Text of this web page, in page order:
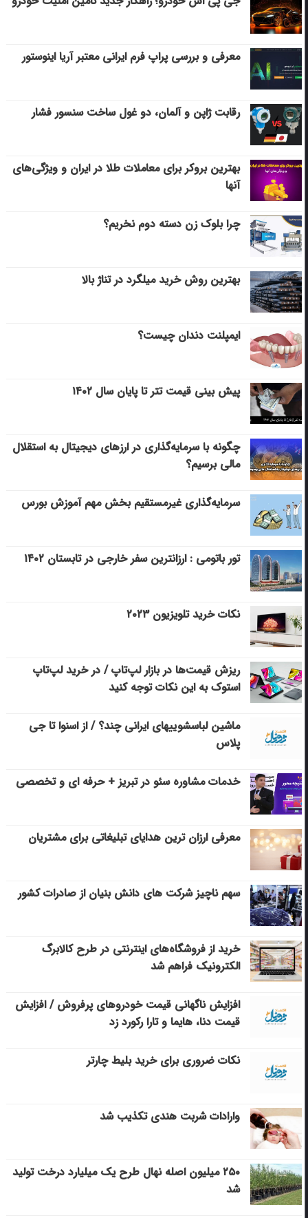
معرفی و بررسی پراپ فرم ایرانی معتبر آریا اینوستور
رقابت ژاپن و آلمان، دو غول ساخت سنسور فشار
بهترین بروکر برای معاملات طلا در ایران و ویژگی‌های
آنها
چرا بلوک زن دسته دوم نخریم؟
بهترین روش خرید میلگرد در تناژ بالا
ایمپلنت دندان چیست؟
پیش بینی قیمت تتر تا پایان سال ۱۴۰۲
چگونه با سرمایه‌گذاری در ارزهای دیجیتال به استقلال
مالی برسیم؟
سرمایه‌گذاری غیرمستقیم بخش مهم آموزش بورس
تور باتومی : ارزانترین سفر خارجی در تابستان ۱۴۰۲
نکات خرید تلویزیون ۲۰۲۳
ریزش قیمت‌ها در بازار لپ‌تاپ / در خرید لپ‌تاپ
استوک به این نکات توجه کنید
ماشین لباسشویی‎های ایرانی چند؟ / از اسنوا تا جی
پلاس
خدمات مشاوره سئو در تبریز + حرفه ای و تخصصی
معرفی ارزان ترین هدایای تبلیغاتی برای مشتریان
سهم ناچیز شرکت های دانش بنیان از صادرات کشور
خرید از فروشگاه‌های اینترنتی در طرح کالابرگ
الکترونیک فراهم شد
افزایش ناگهانی قیمت خودروهای پرفروش / افزایش
قیمت دنا، هایما و تارا رکورد زد
نکات ضروری برای خرید بلیط چارتر
وارادات شربت هندی تکذیب شد
۲۵۰ میلیون اصله نهال طرح یک میلیارد درخت تولید
شد